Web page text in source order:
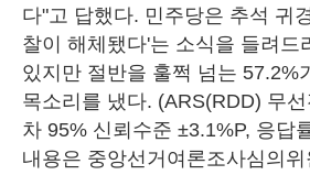
다"고 답했다. 민주당은 추석 귀
찰이 해체됐다'는 소식을 들려드
있지만 절반을 훌쩍 넘는 57.2%
목소리를 냈다. (ARS(RDD) 무
차 95% 신뢰수준 ±3.1%P, 응답
내용은 중앙선거여론조사심의